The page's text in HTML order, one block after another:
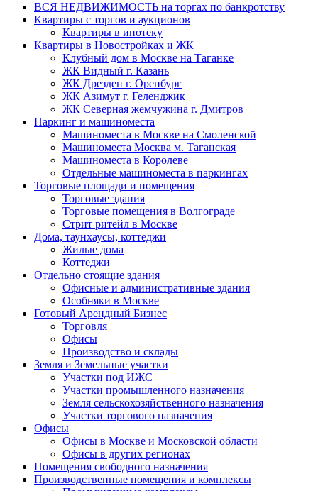
ВСЯ НЕДВИЖИМОСТЬ на торгах по банкротству
Квартиры с торгов и аукционов
Квартиры в ипотеку
Квартиры в Новостройках и ЖК
Клубный дом в Москве на Таганке
ЖК Видный г. Казань
ЖК Дрезден г. Оренбург
ЖК Азимут г. Геленджик
ЖК Северная жемчужина г. Дмитров
Паркинг и машиноместа
Машиноместа в Москве на Смоленской
Машиноместа Москва м. Таганская
Машиноместа в Королеве
Отдельные машиноместа в паркингах
Торговые площади и помещения
Торговые здания
Торговые помещения в Волгограде
Стрит ритейл в Москве
Дома, таунхаусы, коттеджи
Жилые дома
Коттеджи
Отдельно стоящие здания
Офисные и административные здания
Особняки в Москве
Готовый Арендный Бизнес
Торговля
Офисы
Производство и склады
Земля и Земельные участки
Участки под ИЖС
Участки промышленного назначения
Земля сельскохозяйственного назначения
Участки торгового назначения
Офисы
Офисы в Москве и Московской области
Офисы в других регионах
Помещения свободного назначения
Производственные помещения и комплексы